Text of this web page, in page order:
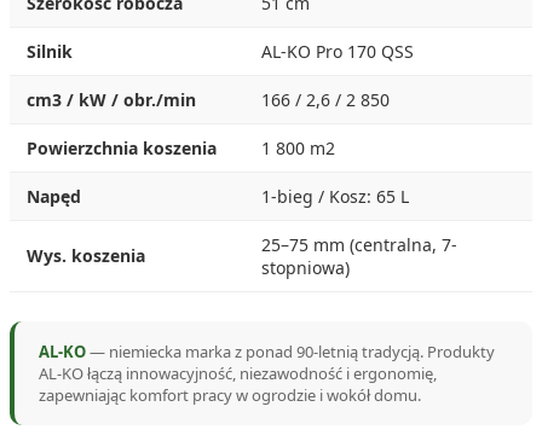
Silnik AL-KO Pro 170 QSS
cm3 / kW / obr./min 166 / 2,6 / 2 850
Powierzchnia koszenia 1 800 m2
Napęd 1-bieg / Kosz: 65 L
Wys. koszenia
25–75 mm (centralna, 7-
stopniowa)
AL-KO— niemiecka marka z ponad 90-letnią tradycją. Produkty
AL-KO łączą innowacyjność, niezawodność i ergonomię,
zapewniając komfort pracy w ogrodzie i wokół domu.